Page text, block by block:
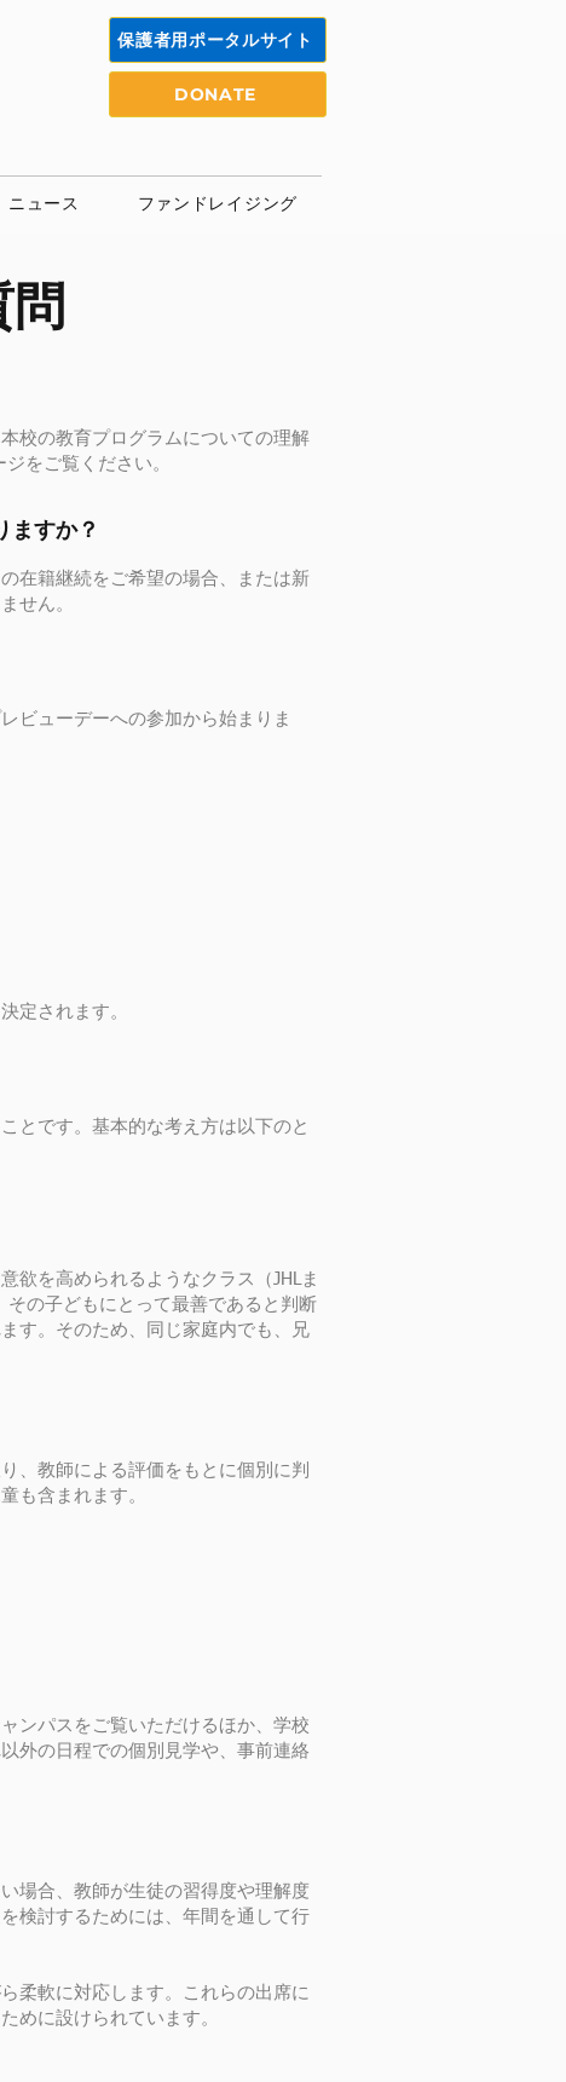
保護者用ポータルサイト
DONATE
ニュース ファンドレイジング
問
校の教育プログラムについての理解
ジをご覧ください。
ますか？
在籍継続をご希望の場合、または新
せん。
ビューデーへの参加から始まりま
定されます。
とです。基本的な考え方は以下のと
欲を高められるようなクラス（JHLま
その子どもにとって最善であると判断
す。そのため、同じ家庭内でも、兄
、教師による評価をもとに個別に判
も含まれます。
ンパスをご覧いただけるほか、学校
外の日程での個別見学や、事前連絡
場合、教師が生徒の習得度や理解度
検討するためには、年間を通して行
柔軟に対応します。これらの出席に
めに設けられています。